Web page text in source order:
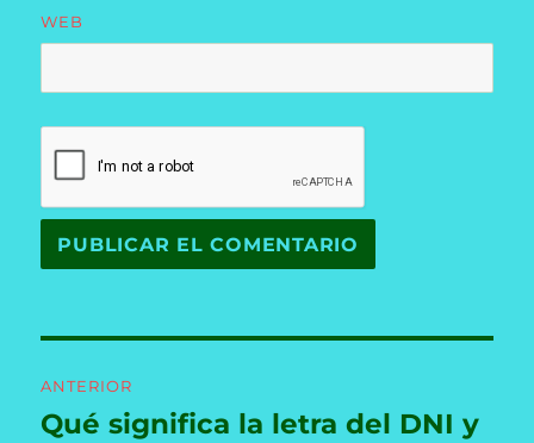
WEB
de
ANTERIOR
Entrada
Qué significa la letra del DNI y